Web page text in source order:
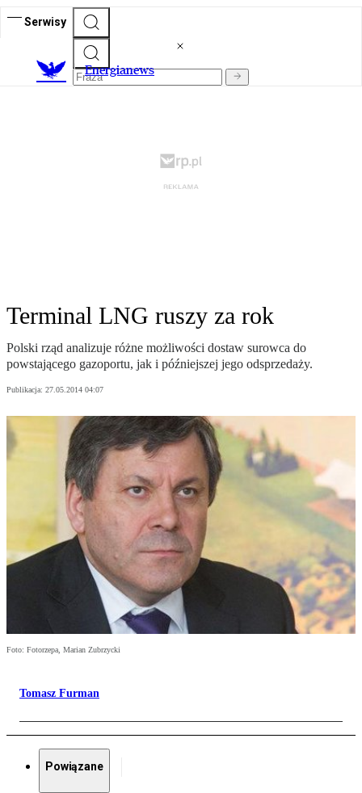
Serwisy
Energianews
Terminal LNG ruszy za rok
Polski rząd analizuje różne możliwości dostaw surowca do
powstającego gazoportu, jak i późniejszej jego odsprzedaży.
Publikacja: 27.05.2014 04:07
Foto: Fotorzepa, Marian Zubrzycki
Tomasz Furman
Powiązane